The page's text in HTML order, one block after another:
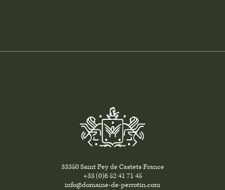
33350 Saint Pey de Castets France
+33 (0)6 52 41 71 45
info@domaine-de-perrotin.com